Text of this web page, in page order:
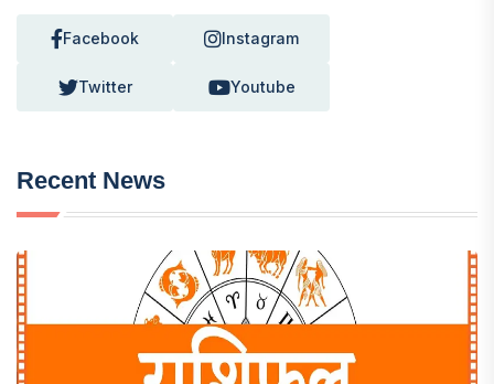
Facebook Instagram
Twitter Youtube
Recent News